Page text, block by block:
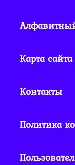
Карта сайта
Контакты
Политика